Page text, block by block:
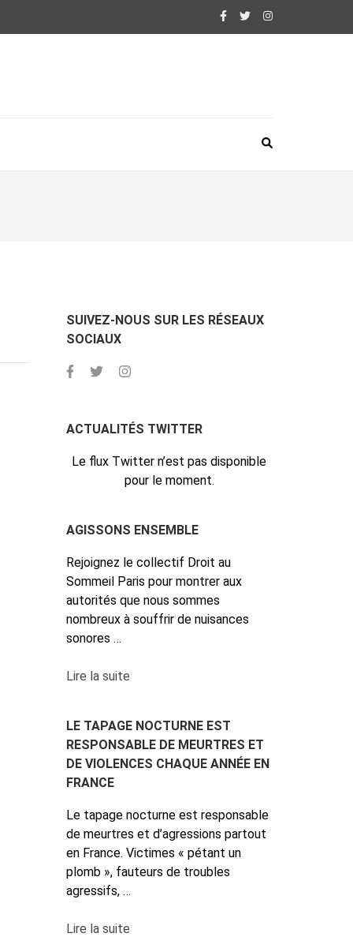
SUIVEZ-NOUS SUR LES RÉSEAUX
SOCIAUX
ACTUALITÉS TWITTER
Le flux Twitter n’est pas disponible
pour le moment.
AGISSONS ENSEMBLE
Rejoignez le collectif Droit au
Sommeil Paris pour montrer aux
autorités que nous sommes
nombreux à souffrir de nuisances
sonores …
Lire la suite
LE TAPAGE NOCTURNE EST
RESPONSABLE DE MEURTRES ET
DE VIOLENCES CHAQUE ANNÉE EN
FRANCE
Le tapage nocturne est responsable
de meurtres et d’agressions partout
en France. Victimes « pétant un
plomb », fauteurs de troubles
agressifs, …
Lire la suite